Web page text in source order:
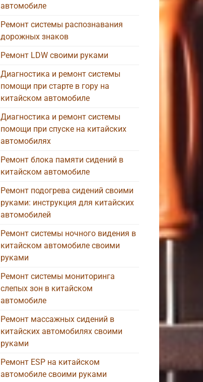
автомобиле
Ремонт системы распознавания
дорожных знаков
Ремонт LDW своими руками
Диагностика и ремонт системы
помощи при старте в гору на
китайском автомобиле
Диагностика и ремонт системы
помощи при спуске на китайских
автомобилях
Ремонт блока памяти сидений в
китайском автомобиле
Ремонт подогрева сидений своими
руками: инструкция для китайских
автомобилей
Ремонт системы ночного видения в
китайском автомобиле своими
руками
Ремонт системы мониторинга
слепых зон в китайском
автомобиле
Ремонт массажных сидений в
китайских автомобилях своими
руками
Ремонт ESP на китайском
автомобиле своими руками